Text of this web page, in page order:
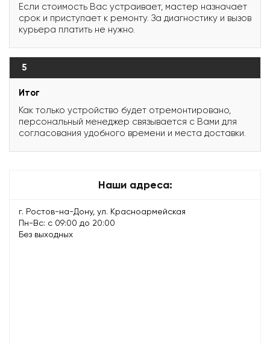
Если стоимость Вас устраивает, мастер назначает
срок и приступает к ремонту. За диагностику и вызов
курьера платить не нужно.
5
Итог
Как только устройство будет отремонтировано,
персональный менеджер связывается с Вами для
согласования удобного времени и места доставки.
Наши адреса:
г. Ростов-на-Дону, ул. Красноармейская
Пн-Вс: с 09:00 до 20:00
Без выходных